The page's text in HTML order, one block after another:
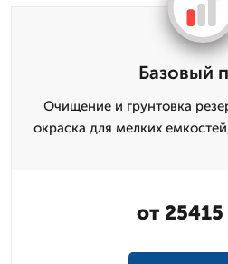
Базовый
Очищение и грунтовка
окраска для мелких
от 25415